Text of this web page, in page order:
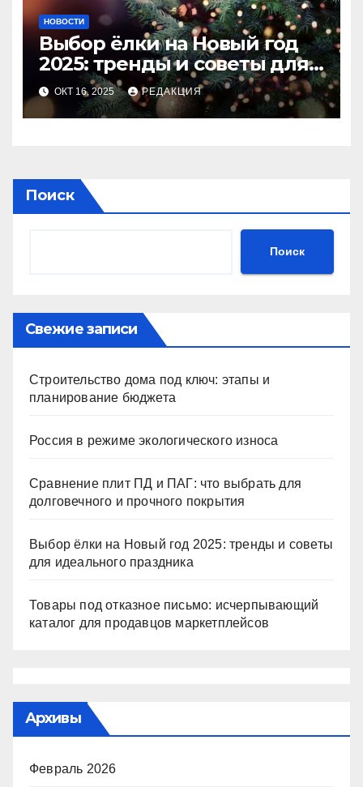
НОВОСТИ
Выбор ёлки на Новый год
2025: тренды и советы для
идеального праздника
ОКТ 16, 2025 РЕДАКЦИЯ
Поиск
Поиск
Свежие записи
Строительство дома под ключ: этапы и
планирование бюджета
Россия в режиме экологического износа
Сравнение плит ПД и ПАГ: что выбрать для
долговечного и прочного покрытия
Выбор ёлки на Новый год 2025: тренды и советы
для идеального праздника
Товары под отказное письмо: исчерпывающий
каталог для продавцов маркетплейсов
Архивы
Февраль 2026